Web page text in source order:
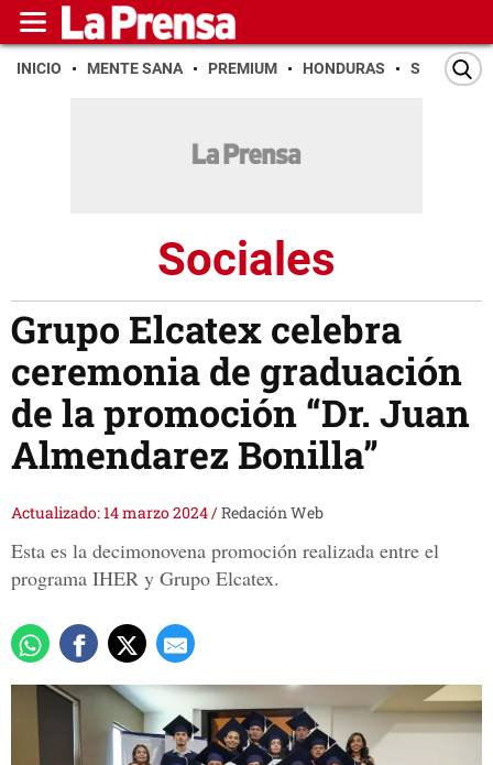
INICIO MENTE SANA PREMIUM HONDURAS SAN PEDRO
Sociales
Grupo Elcatex celebra
ceremonia de graduación
de la promoción “Dr. Juan
Almendarez Bonilla”
Actualizado: 14 marzo 2024/Redación Web
Esta es la decimonovena promoción realizada entre el
programa IHER y Grupo Elcatex.